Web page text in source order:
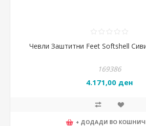
Чевли Заштитни Feet Softshell
169386
4.171,00 ден
+ ДОДАДИ ВО